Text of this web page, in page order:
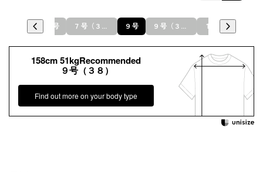
７号 ７号（３６） ９号 ９号（３８）
158cm 51kgRecommended
９号（３８）
Find out more on your body type